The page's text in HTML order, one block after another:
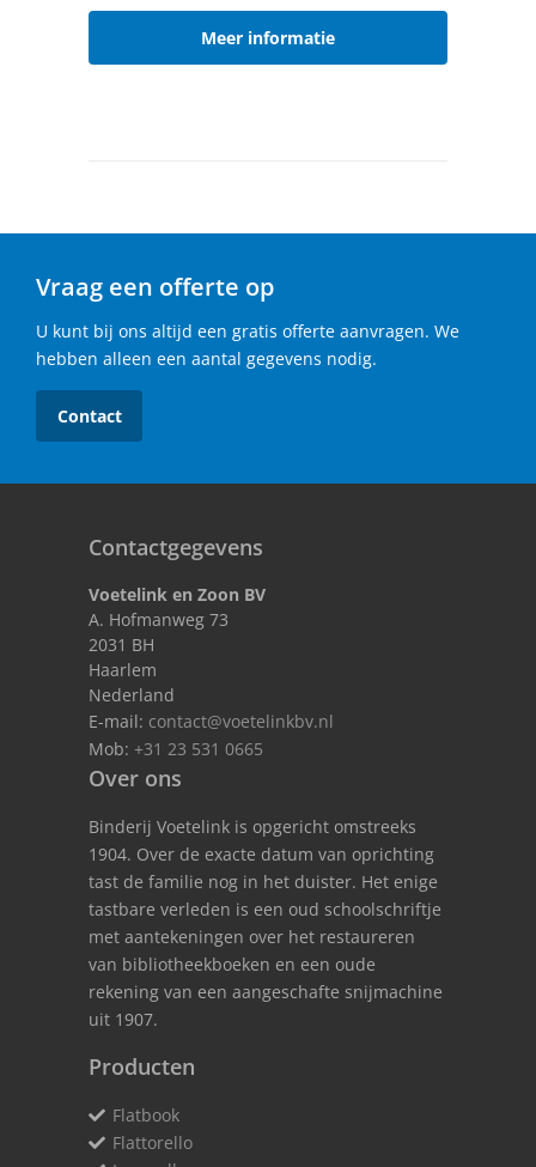
Meer informatie
Vraag een offerte op
U kunt bij ons altijd een gratis offerte aanvragen. We
hebben alleen een aantal gegevens nodig.
Contact
Contactgegevens
Voetelink en Zoon BV
A. Hofmanweg 73
2031 BH
Haarlem
Nederland
E-mail: contact@voetelinkbv.nl
Mob: +31 23 531 0665
Over ons
Binderij Voetelink is opgericht omstreeks
1904. Over de exacte datum van oprichting
tast de familie nog in het duister. Het enige
tastbare verleden is een oud schoolschriftje
met aantekeningen over het restaureren
van bibliotheekboeken en een oude
rekening van een aangeschafte snijmachine
uit 1907.
Producten
Flatbook
Flattorello